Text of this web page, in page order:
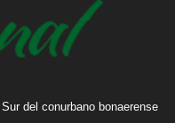
del conurbano bonaerense